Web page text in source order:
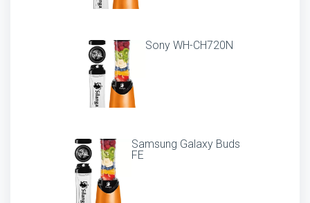
Sony WH-CH720N
Samsung Galaxy Buds
FE